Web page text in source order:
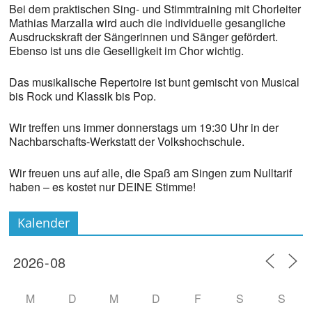
Bei dem praktischen Sing- und Stimmtraining mit Chorleiter
Mathias Marzalla wird auch die individuelle gesangliche
Ausdruckskraft der Sängerinnen und Sänger gefördert.
Ebenso ist uns die Geselligkeit im Chor wichtig.
Das musikalische Repertoire ist bunt gemischt von Musical
bis Rock und Klassik bis Pop.
Wir treffen uns immer donnerstags um 19:30 Uhr in der
Nachbarschafts-Werkstatt der Volkshochschule.
Wir freuen uns auf alle, die Spaß am Singen zum Nulltarif
haben – es kostet nur DEINE Stimme!
Kalender
M D M D F S S